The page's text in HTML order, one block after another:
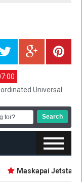
Universal
Maskapai Jetstar &